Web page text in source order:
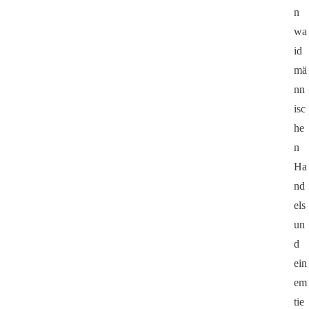
n
wa
id
mä
nn
isc
he
n
Ha
nd
els
un
d
ein
em
tie